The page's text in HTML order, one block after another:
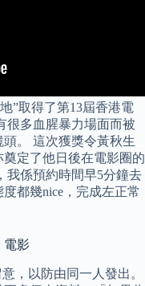
”取得了第13屆香港電
很多血腥暴力場面而被
。 這次獲獎令黃秋生
定了他日後在電影圈的
我係預約時間早5分鐘去
都幾nice，完成左正常
電影
，以防由同一人發出。